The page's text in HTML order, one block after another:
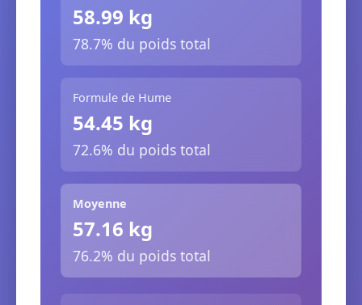
58.99 kg
78.7% du poids total
Formule de Hume
54.45 kg
72.6% du poids total
Moyenne
57.16 kg
76.2% du poids total